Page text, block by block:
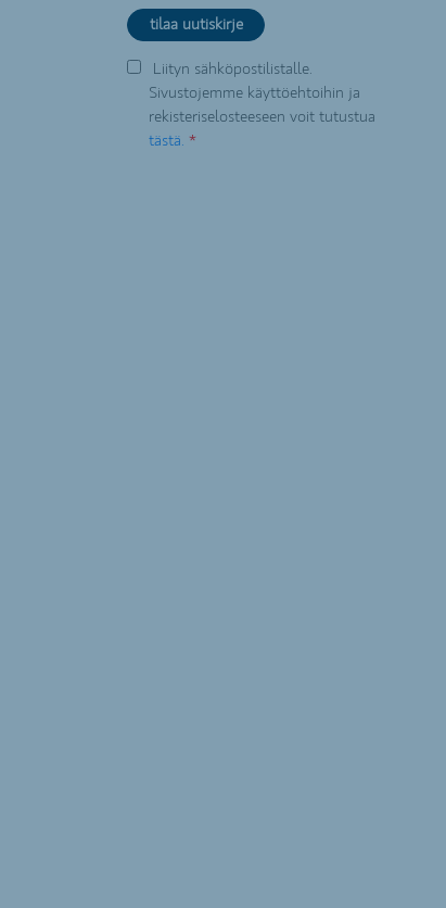
Liityn sähköpostilistalle.
Sivustojemme käyttöehtoihin ja
rekisteriselosteeseen voit tutustua
tästä. *